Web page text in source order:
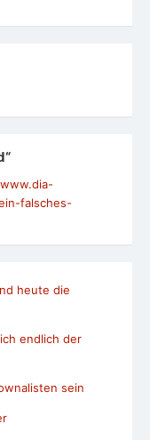
falsches-
heute die
endlich der
sein